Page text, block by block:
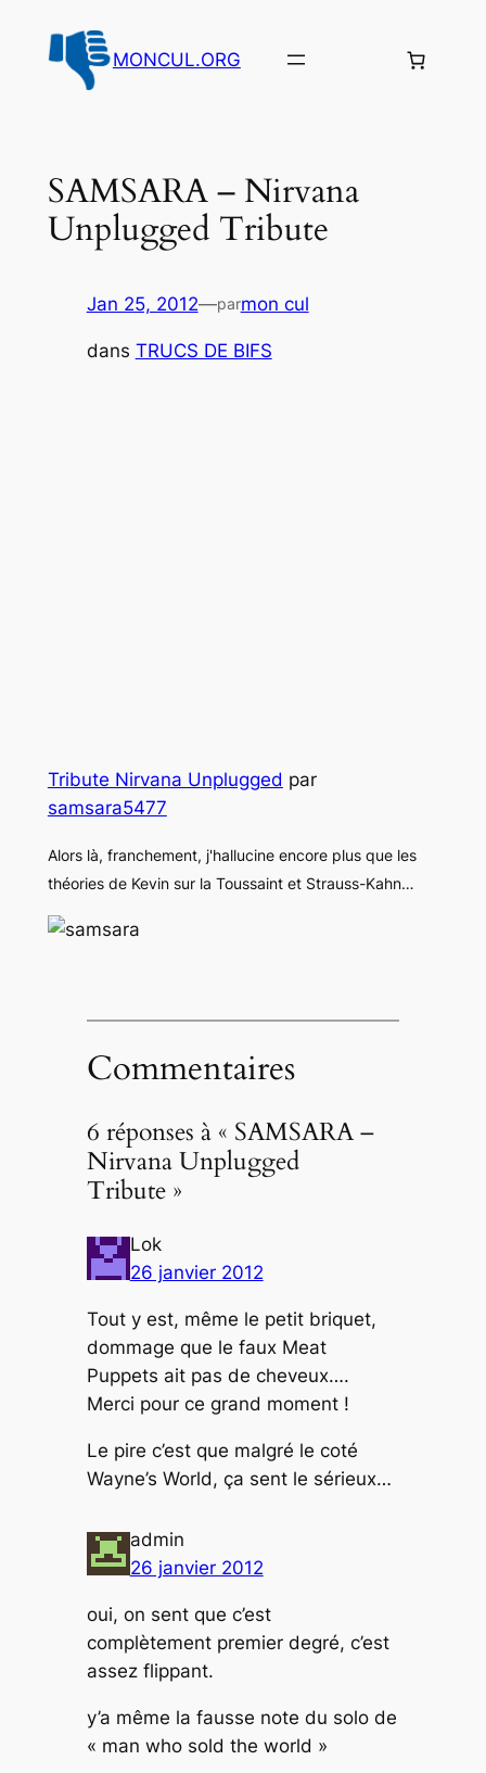
contenu
MONCUL.ORG
SAMSARA – Nirvana
Unplugged Tribute
Jan 25, 2012—parmon cul
dans TRUCS DE BIFS
Tribute Nirvana Unplugged par
samsara5477
Alors là, franchement, j'hallucine encore plus que les
théories de Kevin sur la Toussaint et Strauss-Kahn…
Commentaires
6 réponses à « SAMSARA –
Nirvana Unplugged
Tribute »
Lok
26 janvier 2012
Tout y est, même le petit briquet,
dommage que le faux Meat
Puppets ait pas de cheveux….
Merci pour ce grand moment !
Le pire c’est que malgré le coté
Wayne’s World, ça sent le sérieux…
admin
26 janvier 2012
oui, on sent que c’est
complètement premier degré, c’est
assez flippant.
y’a même la fausse note du solo de
« man who sold the world »